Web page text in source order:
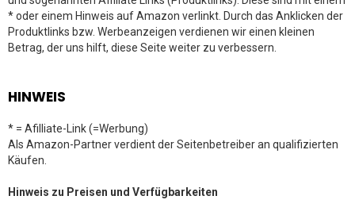
* oder einem Hinweis auf Amazon verlinkt. Durch das Anklicken der
Produktlinks bzw. Werbeanzeigen verdienen wir einen kleinen
Betrag, der uns hilft, diese Seite weiter zu verbessern.
HINWEIS
* = Afilliate-Link (=Werbung)
Als Amazon-Partner verdient der Seitenbetreiber an qualifizierten
Käufen.
Hinweis zu Preisen und Verfügbarkeiten